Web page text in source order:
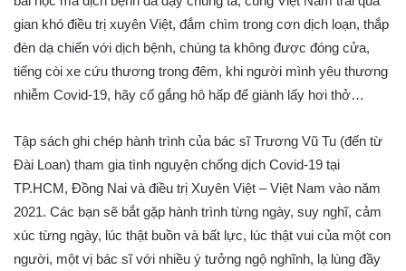
gian khó điều trị xuyên Việt, đắm chìm trong cơn dịch loạn, thắp
đèn dạ chiến với dịch bệnh, chúng ta không được đóng cửa,
tiếng còi xe cứu thương trong đêm, khi người mình yêu thương
nhiễm Covid-19, hãy cố gắng hô hấp để giành lấy hơi thở…
Tập sách ghi chép hành trình của bác sĩ Trương Vũ Tu (đến từ
Đài Loan) tham gia tình nguyện chống dịch Covid-19 tại
TP.HCM, Đồng Nai và điều trị Xuyên Việt – Việt Nam vào năm
2021. Các bạn sẽ bắt gặp hành trình từng ngày, suy nghĩ, cảm
xúc từng ngày, lúc thật buồn và bất lực, lúc thật vui của một con
người, một vị bác sĩ với nhiều ý tưởng ngộ nghĩnh, lạ lùng đầy